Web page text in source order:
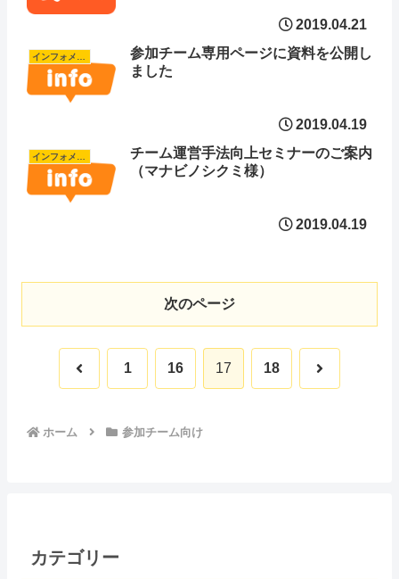
2019.04.21
インフォメーション
参加チーム専用ページに資料を公開し
ました
2019.04.19
インフォメーション
チーム運営手法向上セミナーのご案内
（マナビノシクミ様）
2019.04.19
次のページ
前 1 16 17 18 次
ホーム 参加チーム向け
カテゴリー